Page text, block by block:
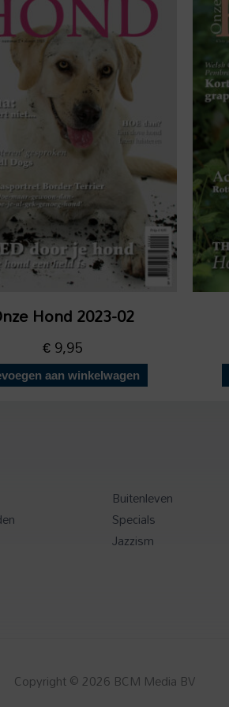
Hond 2023-02
€9,95
aan winkelwagen
Buitenleven
Specials
Jazzism
Copyright © 2026 BCM Media BV